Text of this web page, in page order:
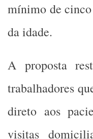
mínimo de cinco
da idade.
A proposta
trabalhadores
direto aos
visitas